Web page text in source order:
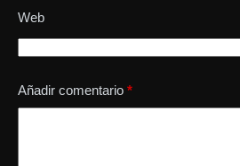
Web
Añadir comentario *